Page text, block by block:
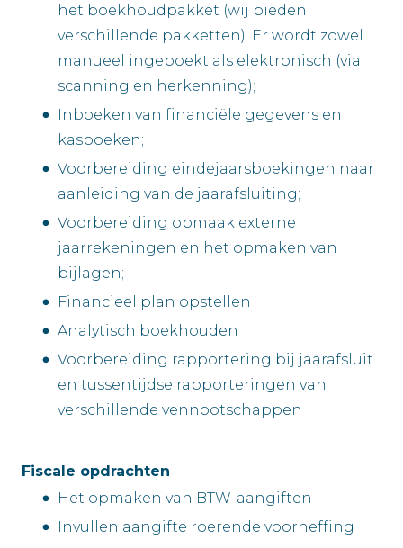
het boekhoudpakket (wij bieden
verschillende pakketten). Er wordt zowel
manueel ingeboekt als elektronisch (via
scanning en herkenning);
Inboeken van financiële gegevens en
kasboeken;
Voorbereiding eindejaarsboekingen naar
aanleiding van de jaarafsluiting;
Voorbereiding opmaak externe
jaarrekeningen en het opmaken van
bijlagen;
Financieel plan opstellen
Analytisch boekhouden
Voorbereiding rapportering bij jaarafsluit
en tussentijdse rapporteringen van
verschillende vennootschappen
Fiscale opdrachten
Het opmaken van BTW-aangiften
Invullen aangifte roerende voorheffing